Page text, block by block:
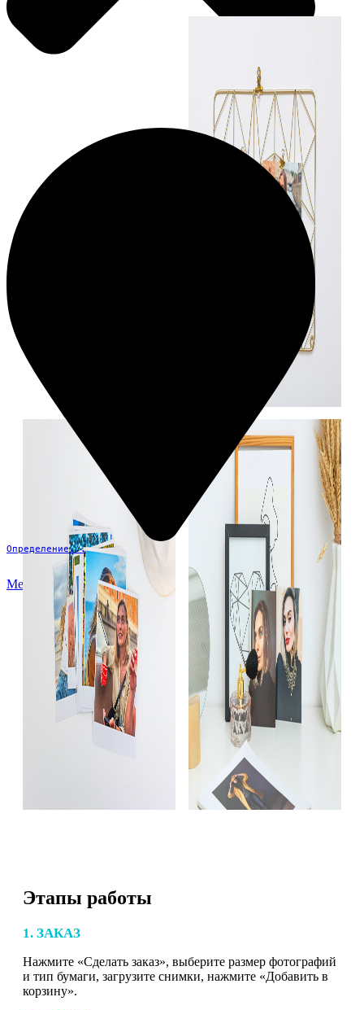
Определение...
Меню
Этапы работы
1. ЗАКАЗ
Нажмите «Сделать заказ», выберите размер фотографий
и тип бумаги, загрузите снимки, нажмите «Добавить в
корзину».